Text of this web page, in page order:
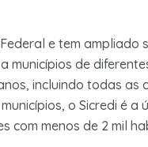
e tem ampliado
municípios de
incluindo todas as
o Sicredi é a
com menos de 2 mil